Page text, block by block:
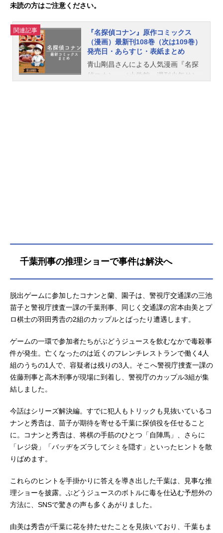
未読の方はご注意ください。
関連記事
『名探偵コナン』原作コミックス
（漫画）最新刊108巻（次は109巻）
発売日・あらすじ・表紙まとめ
青山剛昌さんによる人気漫画『名探
偵コナン』（小学館・週刊少年サン
遇した風の女神、萩原千速は、あの
ット（1～99巻）アニメイト通販での
購入はこちら
千葉刑事の推理ショーで事件は解決へ
脱出ゲームに参加したコナンと蘭、園子は、警視庁交通課の三池
苗子と警視庁捜査一課の千葉刑事、同じく交通課の宮本由美とプ
ロ棋士の羽田秀𠮷の2組のカップルとばったり遭遇します。
ゲームの一環で参加者たちがぶどうジュースを飲むなかで毒殺事
件が発生。亡くなったのは近くのフレンチレストランで働く4人
組のうちの1人で、容疑者は残りの3人。そこへ警視庁捜査一課の
佐藤刑事と高木刑事が現場に到着し、警視庁のカップル3組が集
結しました。
今話はシリーズ解決編。すでに犯人もトリックも見抜いているコ
ナンと秀𠮷は、苗子が期待を寄せる千葉に探偵役を任せること
に。コナンと秀𠮷は、将棋の手筋のひとつ「自陣馬」、さらに
「レジ袋」「バッヂをズラしてシミを隠す」といったヒントを散
りばめます。
これらのヒントを手掛かりに答えを導き出した千葉は、見事な推
理ショーを披露。ぶどうジュースのボトルに毒を仕込む予想外の
方法に、SNSで驚きの声も多くあがりました。
由美は秀𠮷が千葉に花を持たせたことを見抜いており、千葉もま